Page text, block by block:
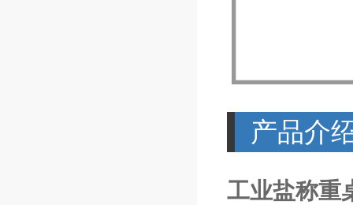
产品介
工业盐称重